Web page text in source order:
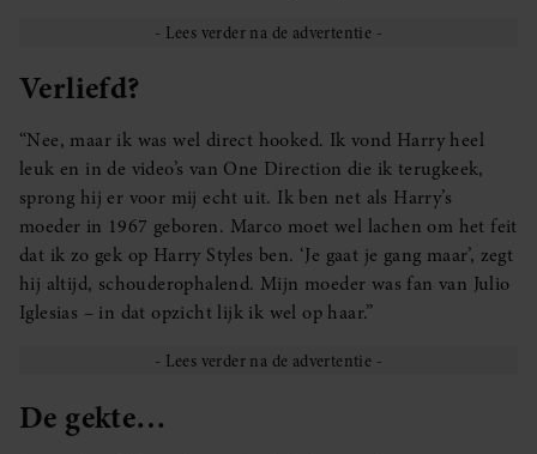
Verliefd?
“Nee, maar ik was wel direct hooked. Ik vond Harry heel
leuk en in de video’s van One Direction die ik terugkeek,
sprong hij er voor mij echt uit. Ik ben net als Harry’s
moeder in 1967 geboren. Marco moet wel lachen om het feit
dat ik zo gek op Harry Styles ben. ‘Je gaat je gang maar’, zegt
hij altijd, schouderophalend. Mijn moeder was fan van Julio
Iglesias – in dat opzicht lijk ik wel op haar.”
De gekte…